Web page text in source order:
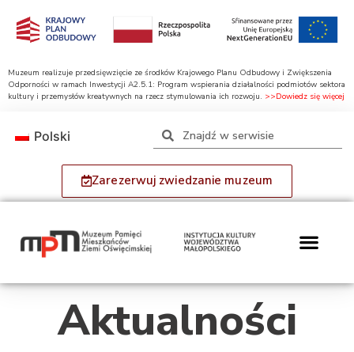
Muzeum realizuje przedsięwzięcie ze środków Krajowego Planu Odbudowy i Zwiększenia
Odporności w ramach Inwestycji A2.5.1: Program wspierania działalności podmiotów sektora
kultury i przemysłów kreatywnych na rzecz stymulowania ich rozwoju. >>Dowiedz się więcej
Zarezerwuj zwiedzanie muzeum
Polski
Aktualności